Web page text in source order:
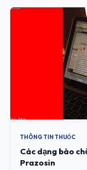
THÔNG TIN THUỐC
Các dạng bào
Prazosin